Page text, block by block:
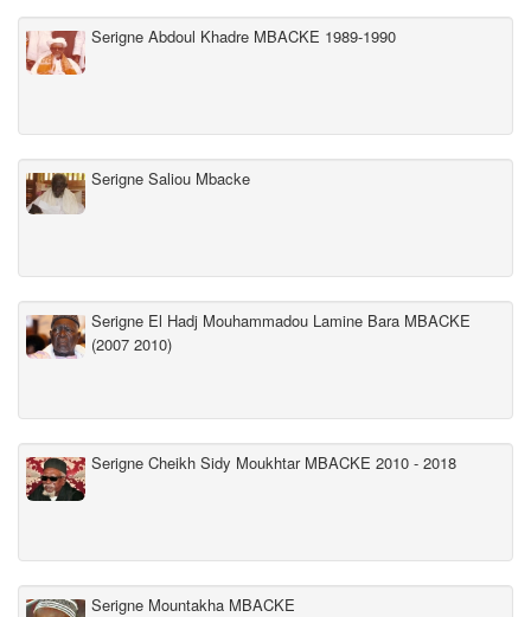
Serigne Abdoul Khadre MBACKE 1989-1990
Serigne Saliou Mbacke
Serigne El Hadj Mouhammadou Lamine Bara MBACKE
(2007 2010)
Serigne Cheikh Sidy Moukhtar MBACKE 2010 - 2018
Serigne Mountakha MBACKE